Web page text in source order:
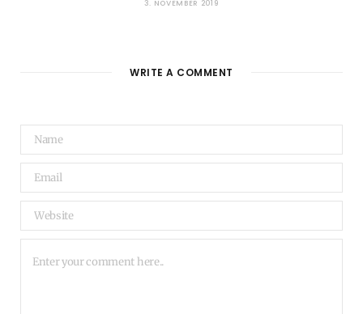
3. NOVEMBER 2019
WRITE A COMMENT